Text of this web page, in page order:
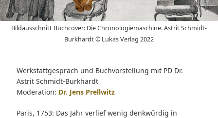
Bildausschnitt Buchcover: Die Chronologiemaschine. Astrit Schmidt-
Burkhardt © Lukas Verlag 2022
Werkstattgespräch und Buchvorstellung mit PD Dr.
Astrit Schmidt-Burkhardt
Moderation: Dr. Jens Prellwitz
Paris, 1753: Das Jahr verlief wenig denkwürdig in